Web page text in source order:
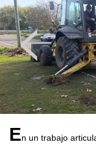
<
En un trabajo